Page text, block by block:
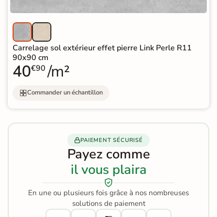
Carrelage sol extérieur effet pierre Link Perle R11
90x90 cm
40€90 /m²
Commander un échantillon
PAIEMENT SÉCURISÉ
Payez comme
il vous plaira
En une ou plusieurs fois grâce à nos nombreuses
solutions de paiement